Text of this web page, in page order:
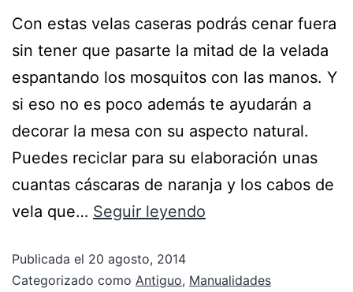
Con estas velas caseras podrás cenar fuera
sin tener que pasarte la mitad de la velada
espantando los mosquitos con las manos. Y
si eso no es poco además te ayudarán a
decorar la mesa con su aspecto natural.
Puedes reciclar para su elaboración unas
cuantas cáscaras de naranja y los cabos de
vela que… Seguir leyendo
Publicada el 20 agosto, 2014
Categorizado como Antiguo, Manualidades